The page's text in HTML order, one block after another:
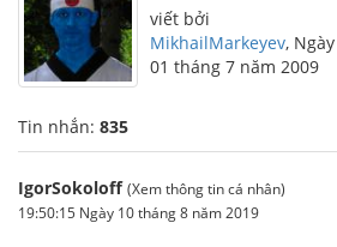
viết bởi
MikhailMarkeyev, Ngày
01 tháng 7 năm 2009
Tin nhắn: 835
IgorSokoloff (Xem thông tin cá nhân)
19:50:15 Ngày 10 tháng 8 năm 2019